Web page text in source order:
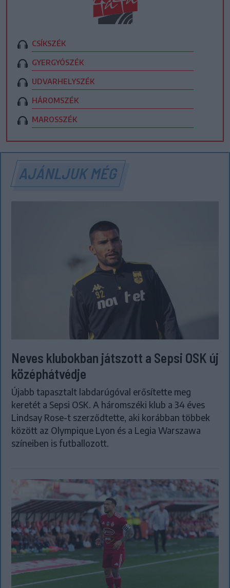
CSÍKSZÉK
GYERGYÓSZÉK
UDVARHELYSZÉK
HÁROMSZÉK
MAROSSZÉK
AJÁNLJUK MÉG
Neves klubokban játszott a Sepsi OSK új
középhátvédje
Újabb tapasztalt labdarúgóval erősítette meg
keretét a Sepsi OSK. A háromszéki klub a 34 éves
Lindsay Rose-t szerződtette, aki korábban többek
között az Olympique Lyon és a Legia Warszawa
színeiben is futballozott.